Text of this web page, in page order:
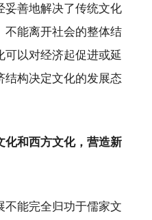
妥善地解决了传统文化
不能离开社会的整体结
以对经济起促进或延
结构决定文化的发展态
化和西方文化，营造新
不能完全归功于儒家文